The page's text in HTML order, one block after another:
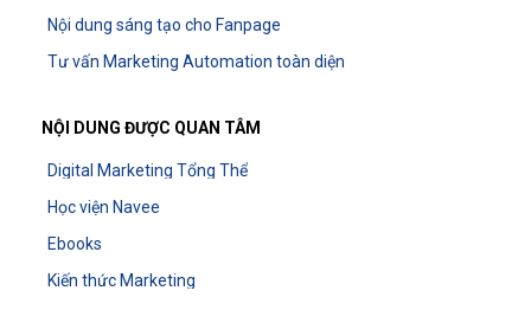
Nội dung sáng tạo cho Fanpage
Tư vấn Marketing Automation toàn diện
NỘI DUNG ĐƯỢC QUAN TÂM
Digital Marketing Tổng Thể
Học viện Navee
Ebooks
Kiến thức Marketing